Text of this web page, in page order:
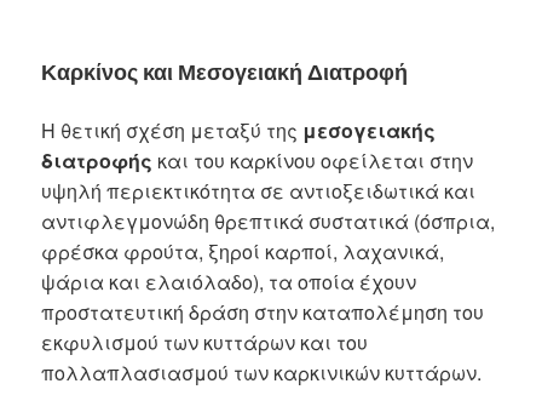
Καρκίνος και Μεσογειακή Διατροφή
Η θετική σχέση μεταξύ της μεσογειακής
διατροφής και του καρκίνου οφείλεται στην
υψηλή περιεκτικότητα σε αντιοξειδωτικά και
αντιφλεγμονώδη θρεπτικά συστατικά (όσπρια,
φρέσκα φρούτα, ξηροί καρποί, λαχανικά,
ψάρια και ελαιόλαδο), τα οποία έχουν
προστατευτική δράση στην καταπολέμηση του
εκφυλισμού των κυττάρων και του
πολλαπλασιασμού των καρκινικών κυττάρων.